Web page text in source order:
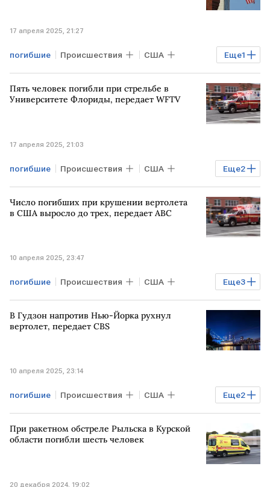
17 апреля 2025, 21:27
Еще1
погибшие Происшествия США
стрельба
Пять человек погибли при стрельбе в
Университете Флориды, передает WFTV
17 апреля 2025, 21:03
Еще2
погибшие Происшествия США
Флорида Университет
Число погибших при крушении вертолета
в США выросло до трех, передает ABC
10 апреля 2025, 23:47
Еще3
погибшие Происшествия США
Нью-Йорк вертолеты крушение
В Гудзон напротив Нью-Йорка рухнул
вертолет, передает CBS
10 апреля 2025, 23:14
Еще2
погибшие Происшествия США
крушение вертолеты
При ракетном обстреле Рыльска в Курской
области погибли шесть человек
20 декабря 2024, 19:02